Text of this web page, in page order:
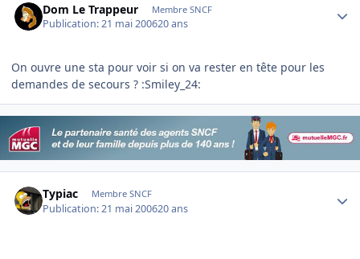
Dom Le Trappeur Membre SNCF
Publication:21 mai 200620 ans
On ouvre une sta pour voir si on va rester en tête pour les
demandes de secours ? :Smiley_24:
Typiac Membre SNCF
Publication:21 mai 200620 ans